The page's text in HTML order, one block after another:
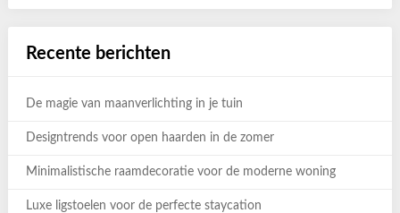
Recente berichten
De magie van maanverlichting in je tuin
Designtrends voor open haarden in de zomer
Minimalistische raamdecoratie voor de moderne woning
Luxe ligstoelen voor de perfecte staycation